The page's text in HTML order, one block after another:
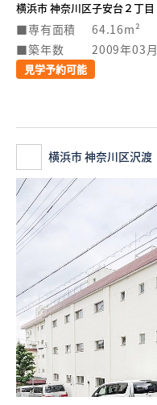
横浜市 神奈川区子安台２丁目
専有面積
64.16m²
築年数
2009年03月
見学予約可能
横浜市 神奈川区沢渡